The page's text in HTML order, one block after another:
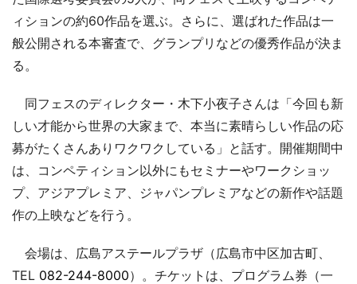
ィションの約60作品を選ぶ。さらに、選ばれた作品は一
般公開される本審査で、グランプリなどの優秀作品が決ま
る。
同フェスのディレクター・木下小夜子さんは「今回も新
しい才能から世界の大家まで、本当に素晴らしい作品の応
募がたくさんありワクワクしている」と話す。開催期間中
は、コンペティション以外にもセミナーやワークショッ
プ、アジアプレミア、ジャパンプレミアなどの新作や話題
作の上映などを行う。
会場は、広島アステールプラザ（広島市中区加古町、
TEL 082-244-8000）。チケットは、プログラム券（一